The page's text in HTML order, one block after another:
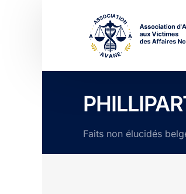
Faits non élucidés